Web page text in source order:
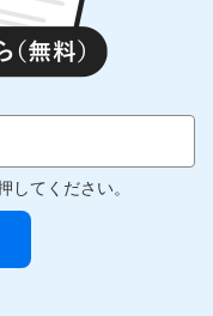
してください。